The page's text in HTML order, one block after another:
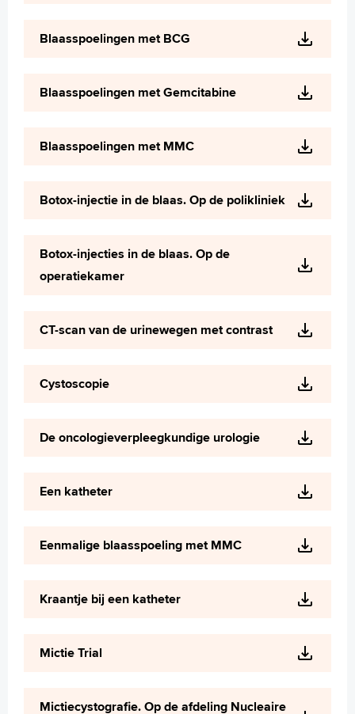
Blaasspoelingen met BCG
Blaasspoelingen met Gemcitabine
Blaasspoelingen met MMC
Botox-injectie in de blaas. Op de polikliniek
Botox-injecties in de blaas. Op de
operatiekamer
CT-scan van de urinewegen met contrast
Cystoscopie
De oncologieverpleegkundige urologie
Een katheter
Eenmalige blaasspoeling met MMC
Kraantje bij een katheter
Mictie Trial
Mictiecystografie. Op de afdeling Nucleaire